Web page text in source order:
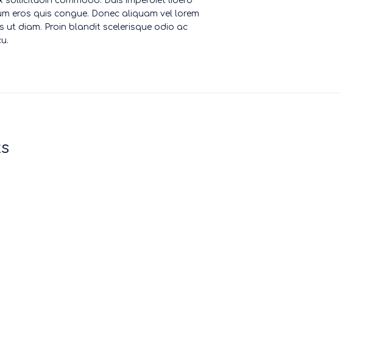
eros quis congue. Donec aliquam vel lorem
diam. Proin blandit scelerisque odio ac